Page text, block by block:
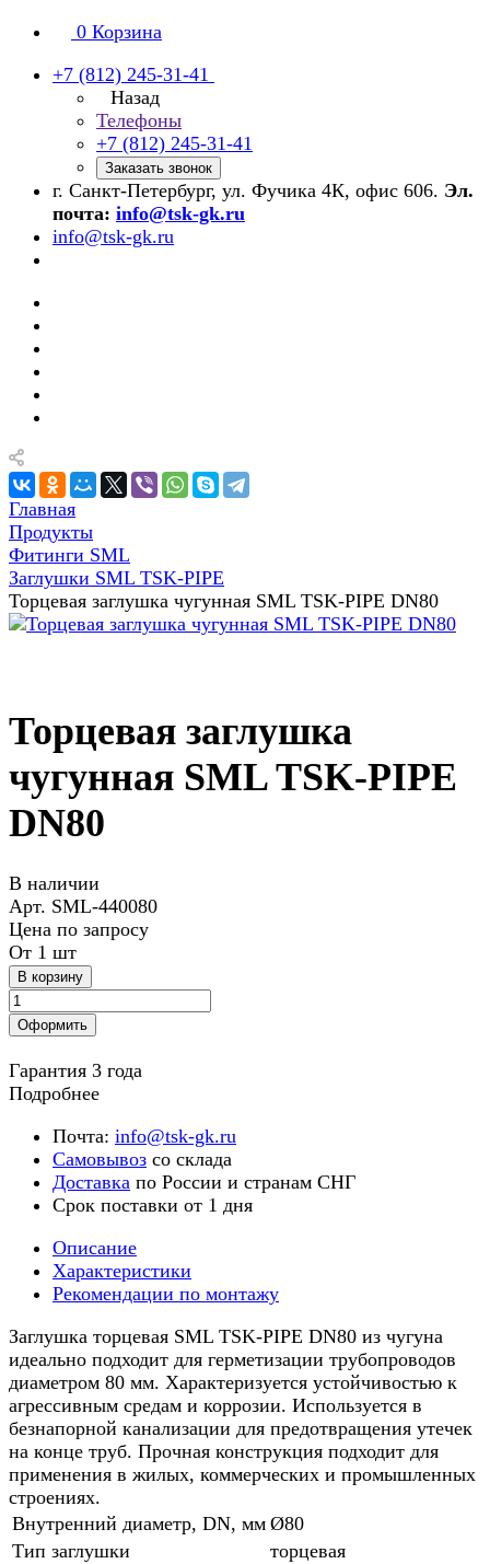
0 Корзина
+7 (812) 245-31-41
Назад
Телефоны
+7 (812) 245-31-41
Заказать звонок
г. Санкт-Петербург, ул. Фучика 4К, офис 606. Эл.
почта: info@tsk-gk.ru
info@tsk-gk.ru
Главная
Продукты
Фитинги SML
Заглушки SML TSK-PIPE
Торцевая заглушка чугунная SML TSK-PIPE DN80
Торцевая заглушка
чугунная SML TSK-PIPE
DN80
В наличии
Арт. SML-440080
Цена по запросу
От 1 шт
В корзину
Оформить
Гарантия 3 года
Подробнее
Почта: info@tsk-gk.ru
Самовывоз со склада
Доставка по России и странам СНГ
Срок поставки от 1 дня
Описание
Характеристики
Рекомендации по монтажу
Заглушка торцевая SML TSK-PIPE DN80 из чугуна
идеально подходит для герметизации трубопроводов
диаметром 80 мм. Характеризуется устойчивостью к
агрессивным средам и коррозии. Используется в
безнапорной канализации для предотвращения утечек
на конце труб. Прочная конструкция подходит для
применения в жилых, коммерческих и промышленных
строениях.
Внутренний диаметр, DN, мм Ø80
Тип заглушки
торцевая